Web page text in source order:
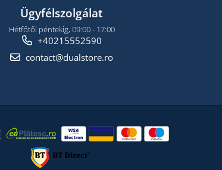
Ügyfélszolgálat
Hétfőtől péntekig, 09:00 - 17:00
+40215552590
contact@dualstore.ro